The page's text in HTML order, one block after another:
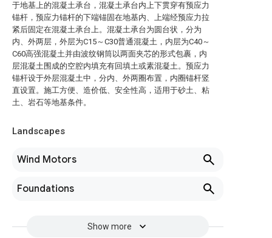
于地基上的混凝土承台，混凝土承台内上下贯穿有预应力
锚杆，预应力锚杆的下端锚固在地基内、上端经预应力拉
紧后固定在混凝土承台上。混凝土承台为圆台状，分为
内、外两层，外层为C15～C30普通混凝土，内层为C40～
C60高强混凝土并由波纹钢筒以两面夹芯的形式包裹，内
层混凝土围成的空腔内填充有回填土或素混凝土。预应力
锚杆设于外层混凝土中，分内、外两圈布置，内圈锚杆竖
直设置。施工方便、造价低、安全性高，适用于砂土、粘
土、岩石等地基条件。
Landscapes
Wind Motors
Foundations
Show more